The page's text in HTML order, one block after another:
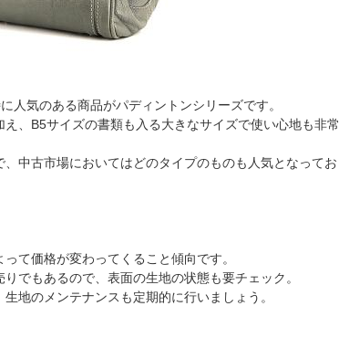
人気のある商品がパディントンシリーズです。
、B5サイズの書類も入る大きなサイズで使い心地も非常
中古市場においてはどのタイプのものも人気となってお
て価格が変わってくること傾向です。
でもあるので、表面の生地の状態も要チェック。
地のメンテナンスも定期的に行いましょう。